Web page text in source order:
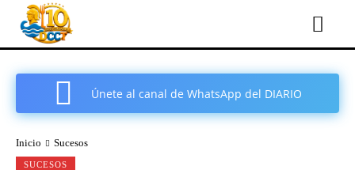
Únete al canal de WhatsApp del DIARIO
Inicio Sucesos
SUCESOS